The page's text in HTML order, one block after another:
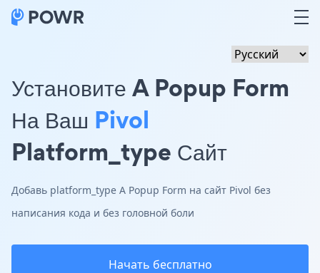
Установите A Popup Form
На Ваш Pivol
Platform_type Сайт
Добавь platform_type A Popup Form на сайт Pivol без
написания кода и без головной боли
Начать бесплатно